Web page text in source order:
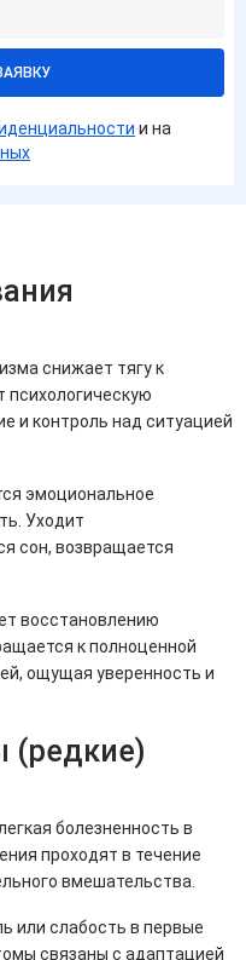
и на
снижает тягу к
психологическую
и контроль над ситуацией
эмоциональное
Уходит
сон, возвращается
восстановлению
к полноценной
ощущая уверенность и
(редкие)
болезненность в
проходят в течение
вмешательства.
или слабость в первые
связаны с адаптацией